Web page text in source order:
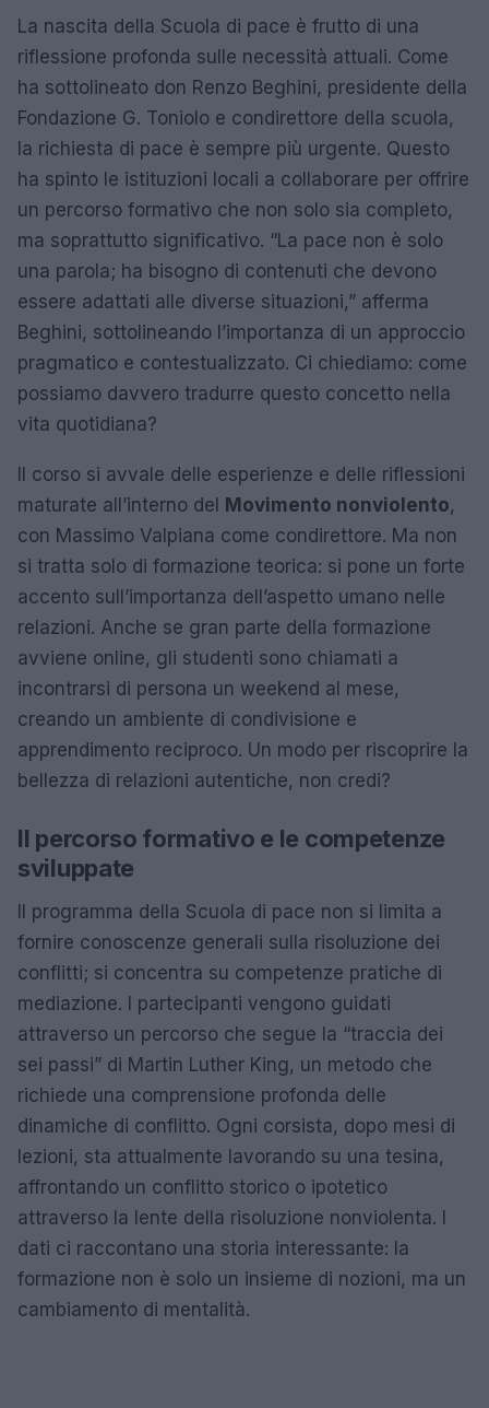
La nascita della Scuola di pace è frutto di una
riflessione profonda sulle necessità attuali. Come
ha sottolineato don Renzo Beghini, presidente della
Fondazione G. Toniolo e condirettore della scuola,
la richiesta di pace è sempre più urgente. Questo
ha spinto le istituzioni locali a collaborare per offrire
un percorso formativo che non solo sia completo,
ma soprattutto significativo. “La pace non è solo
una parola; ha bisogno di contenuti che devono
essere adattati alle diverse situazioni,” afferma
Beghini, sottolineando l’importanza di un approccio
pragmatico e contestualizzato. Ci chiediamo: come
possiamo davvero tradurre questo concetto nella
vita quotidiana?
Il corso si avvale delle esperienze e delle riflessioni
maturate all’interno del Movimento nonviolento,
con Massimo Valpiana come condirettore. Ma non
si tratta solo di formazione teorica: si pone un forte
accento sull’importanza dell’aspetto umano nelle
relazioni. Anche se gran parte della formazione
avviene online, gli studenti sono chiamati a
incontrarsi di persona un weekend al mese,
creando un ambiente di condivisione e
apprendimento reciproco. Un modo per riscoprire la
bellezza di relazioni autentiche, non credi?
Il percorso formativo e le competenze
sviluppate
Il programma della Scuola di pace non si limita a
fornire conoscenze generali sulla risoluzione dei
conflitti; si concentra su competenze pratiche di
mediazione. I partecipanti vengono guidati
attraverso un percorso che segue la “traccia dei
sei passi” di Martin Luther King, un metodo che
richiede una comprensione profonda delle
dinamiche di conflitto. Ogni corsista, dopo mesi di
lezioni, sta attualmente lavorando su una tesina,
affrontando un conflitto storico o ipotetico
attraverso la lente della risoluzione nonviolenta. I
dati ci raccontano una storia interessante: la
formazione non è solo un insieme di nozioni, ma un
cambiamento di mentalità.